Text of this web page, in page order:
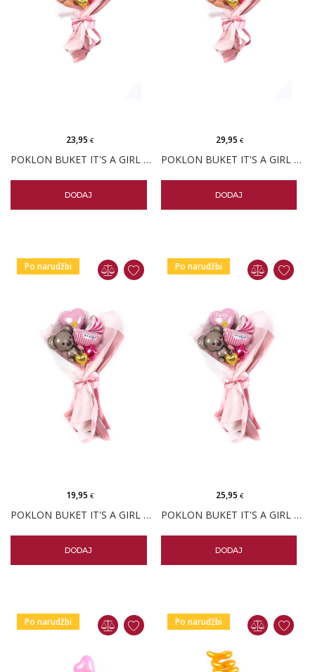
POKLON BUKET IT'S A GIRL MEDO
23,95 €
DODAJ
POKLON BUKET IT'S A GIRL MEDO PERSONALIZIRANI
29,95€
DODAJ
Po narudžbi
POKLON BUKET IT'S A GIRL KOALA
19,95 €
DODAJ
Po narudžbi
POKLON BUKET IT'S A GIRL KOALA PERSONALIZIRANI
25,95€
DODAJ
Po narudžbi Po narudžbi